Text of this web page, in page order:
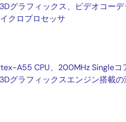
グラフィックス、ビデオコーデ
クロプロセッサ
A55 CPU、200MHz Singleコ
グラフィックスエンジン搭載の